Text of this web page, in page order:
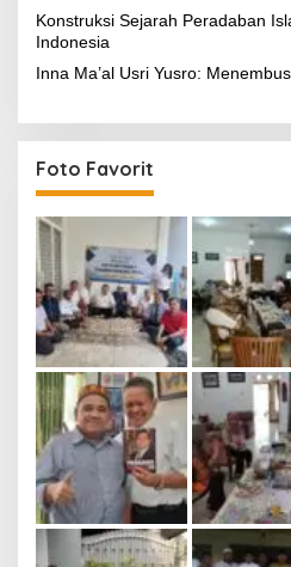
Konstruksi Sejarah Peradaban
Indonesia
Inna Ma’al Usri Yusro:
Foto Favorit